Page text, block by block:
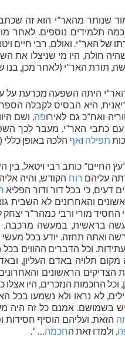
של האר”י. ואולם, רבי חיים
חולה, היו מי שניצלו את
תורת האר”י (לאחר מכן,
היתה השפעה מכרעת על
היא הבסיס לקבלה
ואח”כ גם לאירופה, ושם
עם כתבי האר”י. מעבר לכך
תפילה ואף הלכה באופן כללי
החיים” כותב רבי ויטאל, בין
עליהם רוח הקודש, והיה
דעים, כי בכל דור ודור הפליא
והאחרונים לא השבית
החסיד מורי ורבי כמהר”ר
בראשית, במעשה מרכבה.
ואתה תחזה. יודע בכל מעשי
עתידות. וכל הדברים ההווים
מקום תלויה באדם העליון,
הצדיקים הראשונים
החכמות הנזכרים, היו אצלו
לא נראו ולא נשמעו בכל
יש בשמושם. אמנם כל זה היה
הזאת. ועליהם הוסיף חסידות
, ולמדו זאת החכמה… “.